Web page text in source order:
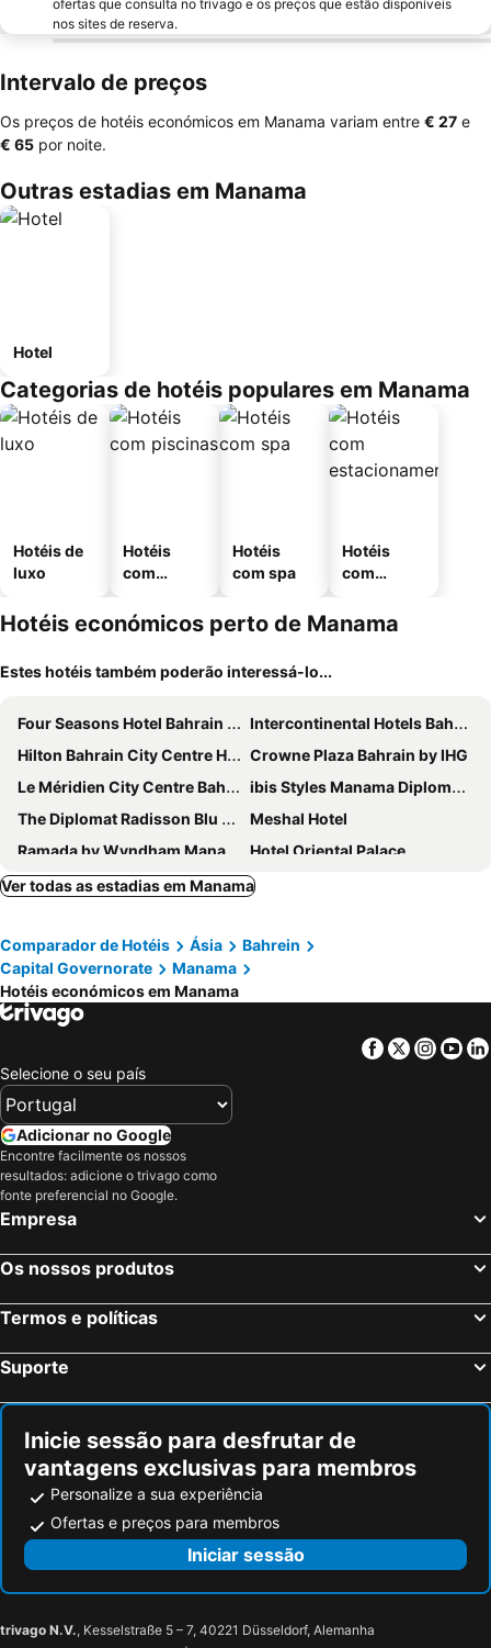
ofertas que consulta no trivago e os preços que estão disponíveis
nos sites de reserva.
Intervalo de preços
Os preços de hotéis económicos em Manama variam entre ‎€ 27 e
‎€ 65 por noite.
Outras estadias em Manama
Hotel
Categorias de hotéis populares em Manama
Hotéis de
luxo
Hotéis
com
Hotéis
com spa
Hotéis
com
mento
Hotéis económicos perto de Manama
Estes hotéis também poderão interessá-lo...
Four Seasons Hotel Bahrain Bay
Intercontinental Hotels Bahrain By Ihg
Hilton Bahrain City Centre Hotel & Residences
Crowne Plaza Bahrain by IHG
Le Méridien City Centre Bahrain
ibis Styles Manama Diplomatic Area
The Diplomat Radisson Blu Hotel, Residence & Spa, Manama
Meshal Hotel
Ramada by Wyndham Manama City Centre
Hotel Oriental Palace
Arman Hotel Juffair Mall
Hilton Garden Inn Bahrain Bay
The Ritz-Carlton, Bahrain
Hilton Bahrain
ibis Seef Manama
Asdal Boutique Hotel Seef
Elite Crystal Hotel
Elite Seef Residence & Hotel
Sea Shell Hotel
Barcelo Hotel and Residences, Bahrain
City Center Hotel
C Hotel Bahrain
Gulf
Mövenpick Hotel Bahrain
Ver todas as estadias em Manama
Comparador de Hotéis Ásia
Bahrein
Capital Governorate
Manama
Hotéis económicos em Manama
Facebook
Twitter
Selecione o seu país
Adicionar no Google
Encontre facilmente os nossos
resultados: adicione o trivago como
fonte preferencial no Google.
Empresa
Os nossos produtos
Termos e políticas
Suporte
Inicie sessão para desfrutar de
vantagens exclusivas para membros
Personalize a sua experiência
Ofertas e preços para membros
Iniciar sessão
trivago N.V., Kesselstraße 5 – 7, 40221 Düsseldorf, Alemanha